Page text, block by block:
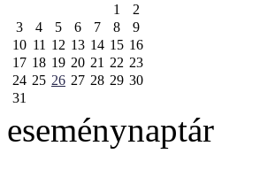
1
2
3
4 5 6 7 8
9
10 11 12 13 14 15 16
17 18 19 20 21 22 23
24 25 26 27 28 29 30
31
eseménynaptár